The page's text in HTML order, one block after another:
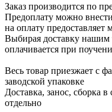
Заказ производится по
Предоплату можно
на оплату предоставляет
Выбирая доставку нашим
оплачивается при
Весь товар приезжает с
заводской упаковке
Доставка, занос, сборка
отдельно